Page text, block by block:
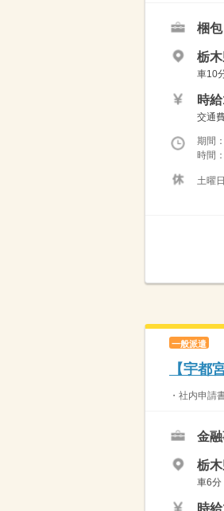
梱
栃
車10
時
交通
期間
時間
土曜
一般派遣
【宇都
・社内申請
金融
栃
車6分